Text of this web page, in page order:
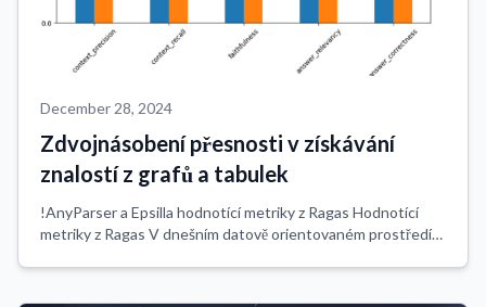
December 28, 2024
Zdvojnásobení přesnosti v získávání
znalostí z grafů a tabulek
!AnyParser a Epsilla hodnotící metriky z Ragas Hodnotící
metriky z Ragas V dnešním datově orientovaném prostředí